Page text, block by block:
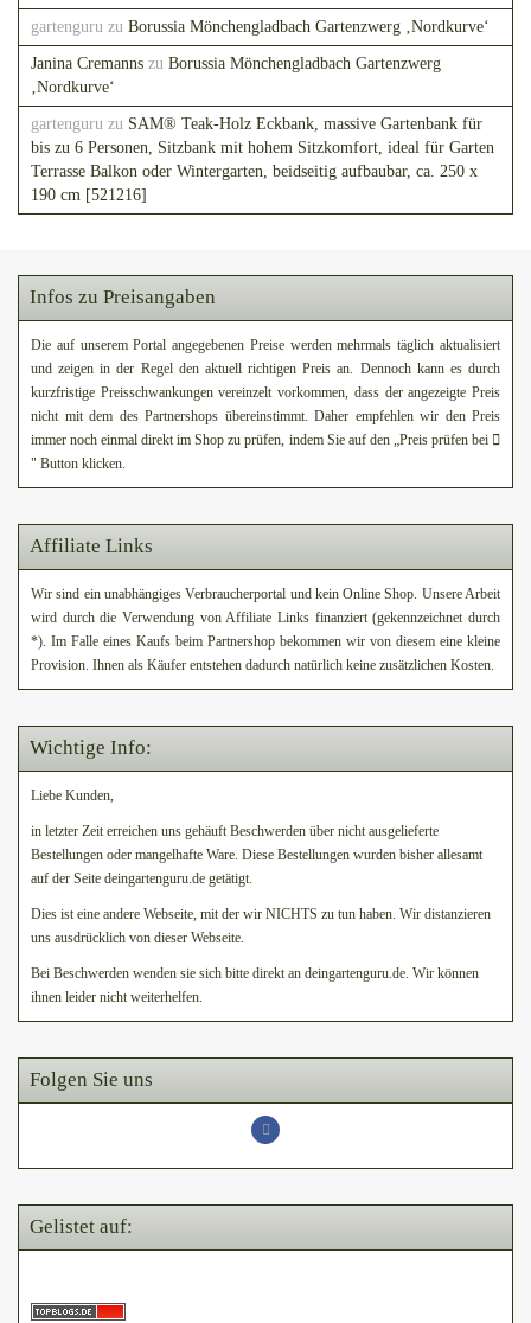
gartenguru zu Borussia Mönchengladbach Gartenzwerg ‚Nordkurve‘
Janina Cremanns zu Borussia Mönchengladbach Gartenzwerg
‚Nordkurve‘
gartenguru zu SAM® Teak-Holz Eckbank, massive Gartenbank für
bis zu 6 Personen, Sitzbank mit hohem Sitzkomfort, ideal für Garten
Terrasse Balkon oder Wintergarten, beidseitig aufbaubar, ca. 250 x
190 cm [521216]
Infos zu Preisangaben
Die auf unserem Portal angegebenen Preise werden mehrmals täglich aktualisiert
und zeigen in der Regel den aktuell richtigen Preis an. Dennoch kann es durch
kurzfristige Preisschwankungen vereinzelt vorkommen, dass der angezeigte Preis
nicht mit dem des Partnershops übereinstimmt. Daher empfehlen wir den Preis
immer noch einmal direkt im Shop zu prüfen, indem Sie auf den „Preis prüfen bei
" Button klicken.
Affiliate Links
Wir sind ein unabhängiges Verbraucherportal und kein Online Shop. Unsere Arbeit
wird durch die Verwendung von Affiliate Links finanziert (gekennzeichnet durch
*). Im Falle eines Kaufs beim Partnershop bekommen wir von diesem eine kleine
Provision. Ihnen als Käufer entstehen dadurch natürlich keine zusätzlichen Kosten.
Wichtige Info:
Liebe Kunden,
in letzter Zeit erreichen uns gehäuft Beschwerden über nicht ausgelieferte
Bestellungen oder mangelhafte Ware. Diese Bestellungen wurden bisher allesamt
auf der Seite deingartenguru.de getätigt.
Dies ist eine andere Webseite, mit der wir NICHTS zu tun haben. Wir distanzieren
uns ausdrücklich von dieser Webseite.
Bei Beschwerden wenden sie sich bitte direkt an deingartenguru.de. Wir können
ihnen leider nicht weiterhelfen.
Folgen Sie uns
Gelistet auf: